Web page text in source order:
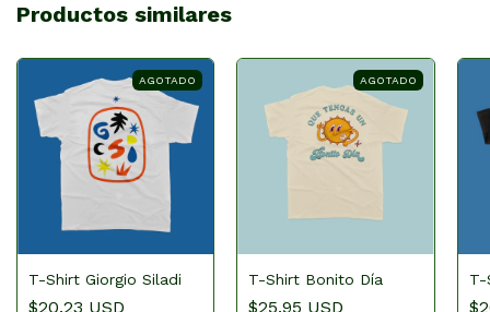
Productos similares
AGOTADO
T-Shirt Giorgio Siladi
$20.23 USD
AGOTADO
T-Shirt Bonito Día
$25.95 USD
T-